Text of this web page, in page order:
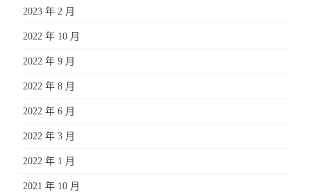
2023 年 2 月
2022 年 10 月
2022 年 9 月
2022 年 8 月
2022 年 6 月
2022 年 3 月
2022 年 1 月
2021 年 10 月